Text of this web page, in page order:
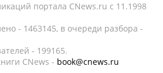
портала CNews.ru c 11.1998
- 1463145, в очереди разбора -
- 199165.
CNews - book@cnews.ru